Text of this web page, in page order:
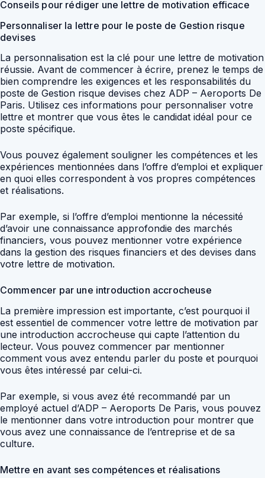
Conseils pour rédiger une lettre de motivation efficace
Personnaliser la lettre pour le poste de Gestion risque
devises
La personnalisation est la clé pour une lettre de motivation
réussie. Avant de commencer à écrire, prenez le temps de
bien comprendre les exigences et les responsabilités du
poste de Gestion risque devises chez ADP – Aeroports De
Paris. Utilisez ces informations pour personnaliser votre
lettre et montrer que vous êtes le candidat idéal pour ce
poste spécifique.
Vous pouvez également souligner les compétences et les
expériences mentionnées dans l’offre d’emploi et expliquer
en quoi elles correspondent à vos propres compétences
et réalisations.
Par exemple, si l’offre d’emploi mentionne la nécessité
d’avoir une connaissance approfondie des marchés
financiers, vous pouvez mentionner votre expérience
dans la gestion des risques financiers et des devises dans
votre lettre de motivation.
Commencer par une introduction accrocheuse
La première impression est importante, c’est pourquoi il
est essentiel de commencer votre lettre de motivation par
une introduction accrocheuse qui capte l’attention du
lecteur. Vous pouvez commencer par mentionner
comment vous avez entendu parler du poste et pourquoi
vous êtes intéressé par celui-ci.
Par exemple, si vous avez été recommandé par un
employé actuel d’ADP – Aeroports De Paris, vous pouvez
le mentionner dans votre introduction pour montrer que
vous avez une connaissance de l’entreprise et de sa
culture.
Mettre en avant ses compétences et réalisations